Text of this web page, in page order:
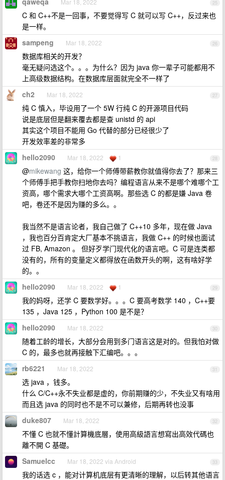
25
Mar 18, 2022
C 和 C++不是一回事，不要觉得写 C 就可以写 C++，反过来也
是一样。
26
sampeng Mar 18, 2022
数据库相关的开发？
毫无疑问选这个。。。为什么？因为 java 你一辈子可能都用不
上高级数据结构。在数据库层面就完全不一样了
27
ch2 Mar 18, 2022
纯 C 慎入，毕设用了一个 5W 行纯 C 的开源项目代码
说是底层但是翻来覆去都是查 unistd 的 api
其实这个项目不能用 Go 代替的部分已经很少了
开发效率差的非常多
28
hello2090 Mar 18, 2022 1
@mikewang 这，给你一个师傅带薪教你就值得你去了？那来三
个师傅手把手教你扫地你去吗？编程语言从来不是哪个难哪个工
资高，哪个需求大哪个工资高啊。那些选 C 的都是嫌 Java 卷
吧，卷还不是因为赚的多么。。
我当然不是语言论者，我自己做了 C++10 多年，现在做 Java
，我也百分百肯定大厂基本不挑语言，我做 C++ 的时候也面试
过 FB, Amazon 。 但好歹学门现代化的语言吧。C 可是连类都
没有的，所有的变量定义都得放在函数开头的啊，这有啥好学
的。。
29
hello2090 Mar 18, 2022 1
我的妈呀，还学 C 要数学好。。。C 要高考数学 140 ，C++要
135 ，Java 125 ，Python 100 是不是？
30
hello2090 Mar 18, 2022
随着工龄的增长，大部分会用到多门语言这是对的。但我怕对做
C 的，最多也就再接触下汇编吧。。。
31
rb6221 Mar 18, 2022
选 java ，钱多。
什么 C/C++永不失业都是虚的，你前期赚的少，不失业又有啥用
而且选 java 的同时也不是不可以兼修，后期再转也没事
32
duke807 Mar 18, 2022
不懂 C 也就不懂計算機底層，使用高級語言想寫出高效代碼也
離不開 C 基礎。
33
Samuelcc Mar 18, 2022 via Android
我的话选 c ，能对计算机底层有更清晰的理解，以后转其他语言